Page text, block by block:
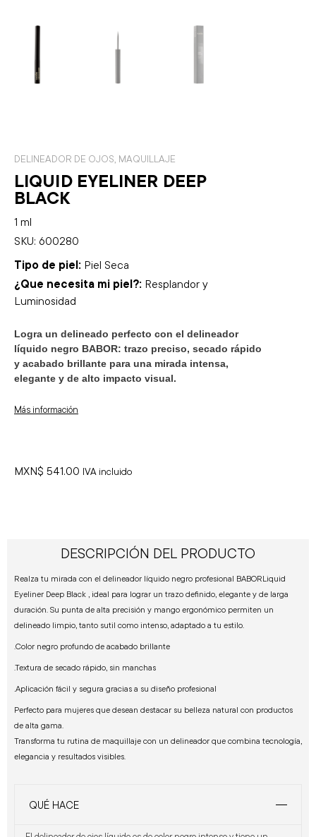
DELINEADOR DE OJOS MAQUILLAJE
LIQUID EYELINER DEEP
BLACK
1 ml
SKU: 600280
Tipo de piel: Piel Seca
¿Que necesita mi piel?: Resplandor y
Luminosidad
Logra un delineado perfecto con el delineador
líquido negro BABOR: trazo preciso, secado rápido
y acabado brillante para una mirada intensa,
elegante y de alto impacto visual.
Más información
MXN$ 541.00 IVA incluido
DESCRIPCIÓN DEL PRODUCTO
Realza tu mirada con el delineador líquido negro profesional BABORLiquid
Eyeliner Deep Black , ideal para lograr un trazo definido, elegante y de larga
duración. Su punta de alta precisión y mango ergonómico permiten un
delineado limpio, tanto sutil como intenso, adaptado a tu estilo.
.Color negro profundo de acabado brillante
.Textura de secado rápido, sin manchas
.Aplicación fácil y segura gracias a su diseño profesional
Perfecto para mujeres que desean destacar su belleza natural con productos
de alta gama.
Transforma tu rutina de maquillaje con un delineador que combina tecnología,
elegancia y resultados visibles.
QUÉ HACE